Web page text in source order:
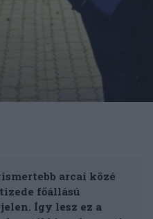
arcai közé
főállású
Így lesz ez a